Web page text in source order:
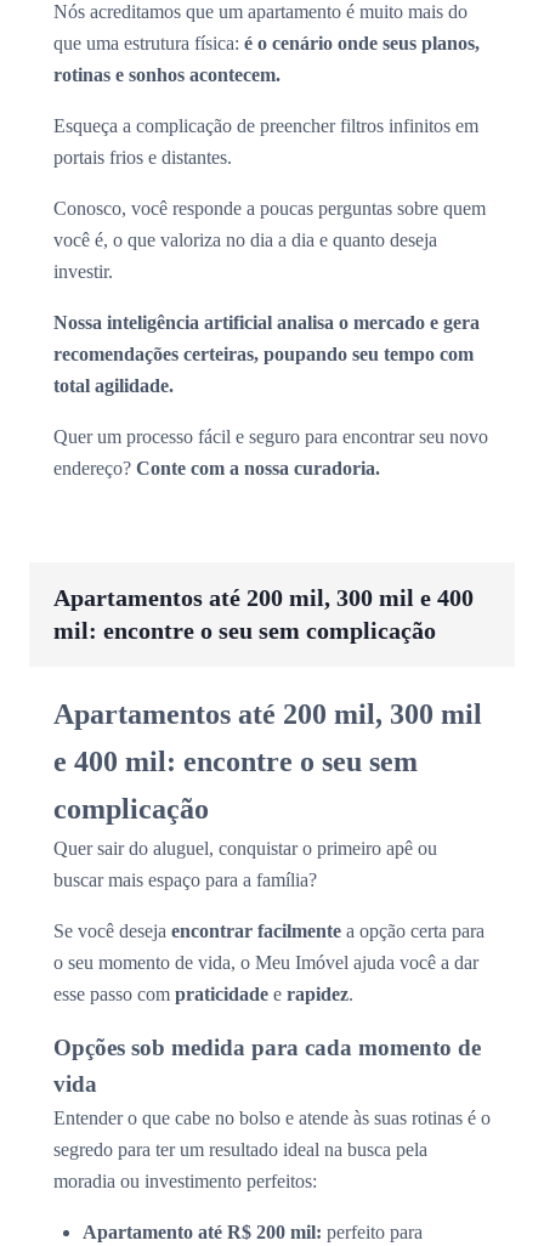
Nós acreditamos que um apartamento é muito mais do
que uma estrutura física: é o cenário onde seus planos,
rotinas e sonhos acontecem.
Esqueça a complicação de preencher filtros infinitos em
portais frios e distantes.
Conosco, você responde a poucas perguntas sobre quem
você é, o que valoriza no dia a dia e quanto deseja
investir.
Nossa inteligência artificial analisa o mercado e gera
recomendações certeiras, poupando seu tempo com
total agilidade.
Quer um processo fácil e seguro para encontrar seu novo
endereço? Conte com a nossa curadoria.
Apartamentos até 200 mil, 300 mil e 400
mil: encontre o seu sem complicação
Apartamentos até 200 mil, 300 mil
e 400 mil: encontre o seu sem
complicação
Quer sair do aluguel, conquistar o primeiro apê ou
buscar mais espaço para a família?
Se você deseja encontrar facilmente a opção certa para
o seu momento de vida, o Meu Imóvel ajuda você a dar
esse passo com praticidade e rapidez.
Opções sob medida para cada momento de
vida
Entender o que cabe no bolso e atende às suas rotinas é o
segredo para ter um resultado ideal na busca pela
moradia ou investimento perfeitos:
Apartamento até R$ 200 mil: perfeito para